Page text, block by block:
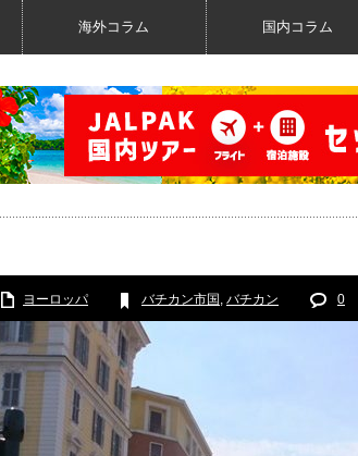
海外コラム 国内コラム
ヨーロッパ バチカン市国 , バチカン 0